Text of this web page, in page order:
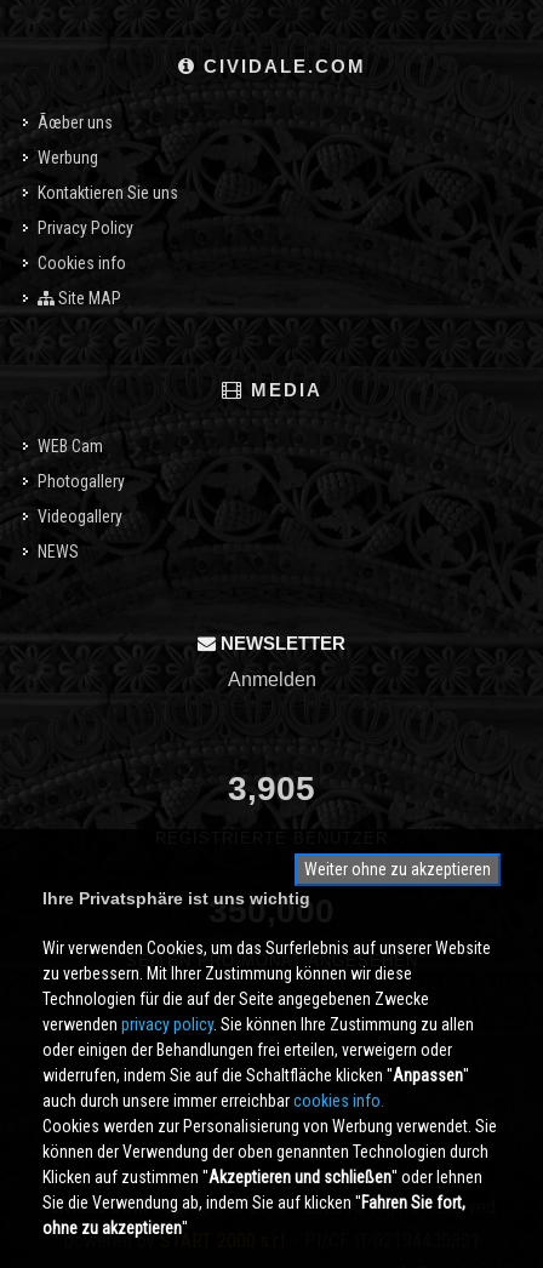
CIVIDALE.COM
Ãœber uns
Werbung
Kontaktieren Sie uns
Privacy Policy
Cookies info
Site MAP
MEDIA
WEB Cam
Photogallery
Videogallery
NEWS
NEWSLETTER
Anmelden
3,905
350,000
SEITEN PRO MONAT ANGESEHEN
Cividale.COMCopyright © 2000 - 2026 All Rights Reserved
powered bySTART 2000 s.r.l.
Weiter ohne zu akzeptieren
Ihre Privatsphäre ist uns wichtig
Wir verwenden Cookies, um das Surferlebnis auf unserer Website
zu verbessern. Mit Ihrer Zustimmung können wir diese
Technologien für die auf der Seite angegebenen Zwecke
verwenden privacy policy. Sie können Ihre Zustimmung zu allen
oder einigen der Behandlungen frei erteilen, verweigern oder
widerrufen, indem Sie auf die Schaltfläche klicken ''Anpassen''
auch durch unsere immer erreichbarcookies info.
Cookies werden zur Personalisierung von Werbung verwendet. Sie
können der Verwendung der oben genannten Technologien durch
Klicken auf zustimmen ''Akzeptieren und schließen'' oder lehnen
Sie die Verwendung ab, indem Sie auf klicken ''Fahren Sie fort,
ohne zu akzeptieren''